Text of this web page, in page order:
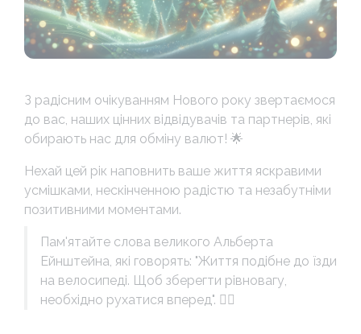
З радісним очікуванням Нового року звертаємося
до вас, наших цінних відвідувачів та партнерів, які
обирають нас для обміну валют! 🌟
Нехай цей рік наповнить ваше життя яскравими
усмішками, нескінченною радістю та незабутніми
позитивними моментами.
Пам'ятайте слова великого Альберта
Ейнштейна, які говорять: "Життя подібне до їзди
на велосипеді. Щоб зберегти рівновагу,
необхідно рухатися вперед". 🚴‍♂️